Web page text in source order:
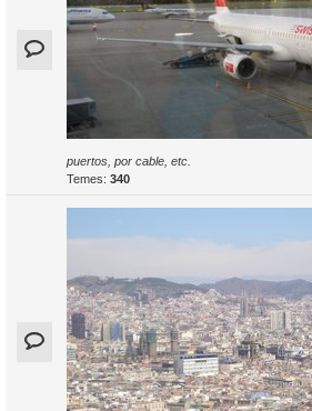
puertos, por cable, etc.
Temes: 340